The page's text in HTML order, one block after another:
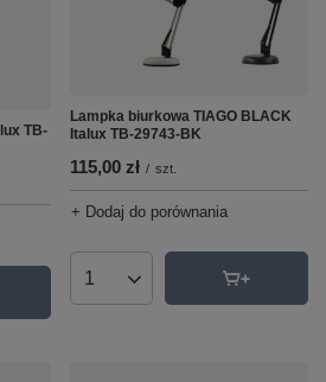
TB-
Lampka biurkowa TIAGO BLACK
Italux TB-29743-BK
115,00 zł / szt.
+ Dodaj do porównania
Ilość produktów